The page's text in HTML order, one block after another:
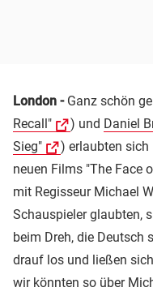
London - Ganz schön
Recall"
) und Daniel
Sieg"
) erlaubten sich
neuen Films "The Face
mit Regisseur Michael
Schauspieler glaubten,
beim Dreh, die Deutsch
drauf los und ließen
wir könnten so über